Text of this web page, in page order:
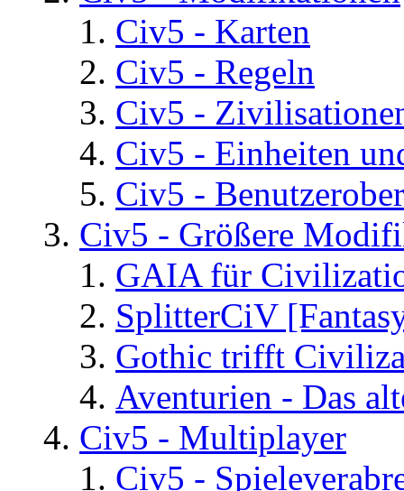
Civ5 - Karten
Civ5 - Regeln
Civ5 -
Civ5 - Einheiten
Civ5 -
Civ5 - Größere
GAIA für
SplitterCiV
Gothic trifft
Aventurien - Das
Civ5 - Multiplayer
Civ5 -